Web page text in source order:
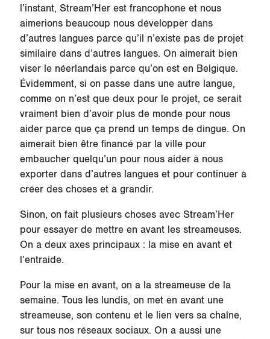
l’instant, Stream’Her est francophone et nous
aimerions beaucoup nous développer dans
d’autres langues parce qu’il n’existe pas de projet
similaire dans d’autres langues. On aimerait bien
viser le néerlandais parce qu’on est en Belgique.
Évidemment, si on passe dans une autre langue,
comme on n’est que deux pour le projet, ce serait
vraiment bien d’avoir plus de monde pour nous
aider parce que ça prend un temps de dingue. On
aimerait bien être financé par la ville pour
embaucher quelqu’un pour nous aider à nous
exporter dans d’autres langues et pour continuer à
créer des choses et à grandir.
Sinon, on fait plusieurs choses avec Stream’Her
pour essayer de mettre en avant les streameuses.
On a deux axes principaux : la mise en avant et
l’entraide.
Pour la mise en avant, on a la streameuse de la
semaine. Tous les lundis, on met en avant une
streameuse, son contenu et le lien vers sa chaîne,
sur tous nos réseaux sociaux. On a aussi une